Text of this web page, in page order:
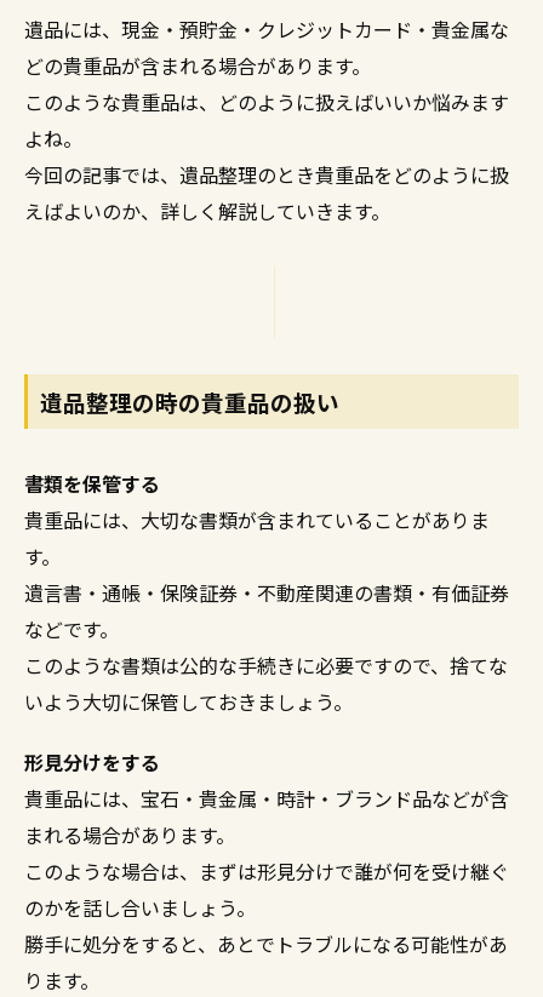
遺品には、現金・預貯金・クレジットカード・貴金属な
どの貴重品が含まれる場合があります。
このような貴重品は、どのように扱えばいいか悩みます
よね。
今回の記事では、遺品整理のとき貴重品をどのように扱
えばよいのか、詳しく解説していきます。
遺品整理の時の貴重品の扱い
書類を保管する
貴重品には、大切な書類が含まれていることがありま
す。
遺言書・通帳・保険証券・不動産関連の書類・有価証券
などです。
このような書類は公的な手続きに必要ですので、捨てな
いよう大切に保管しておきましょう。
形見分けをする
貴重品には、宝石・貴金属・時計・ブランド品などが含
まれる場合があります。
このような場合は、まずは形見分けで誰が何を受け継ぐ
のかを話し合いましょう。
勝手に処分をすると、あとでトラブルになる可能性があ
ります。